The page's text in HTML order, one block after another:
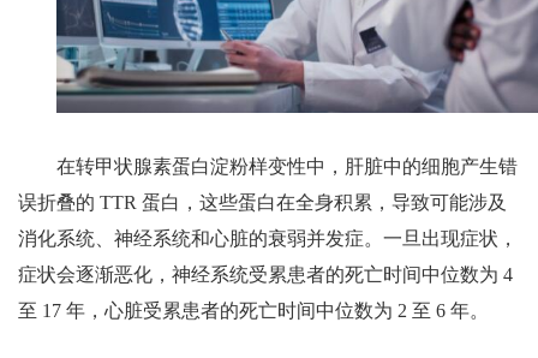
在转甲状腺素蛋白淀粉样变性中，肝脏中的细胞产生错
误折叠的 TTR 蛋白，这些蛋白在全身积累，导致可能涉及
消化系统、神经系统和心脏的衰弱并发症。一旦出现症状，
症状会逐渐恶化，神经系统受累患者的死亡时间中位数为 4
至 17 年，心脏受累患者的死亡时间中位数为 2 至 6 年。